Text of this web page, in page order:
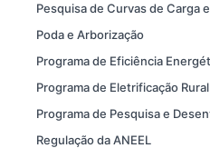
Pesquisa de Curvas de Carga
Poda e Arborização
Programa de Eficiência
Programa de Eletrificação Rural
Programa de Pesquisa e
Regulação da ANEEL